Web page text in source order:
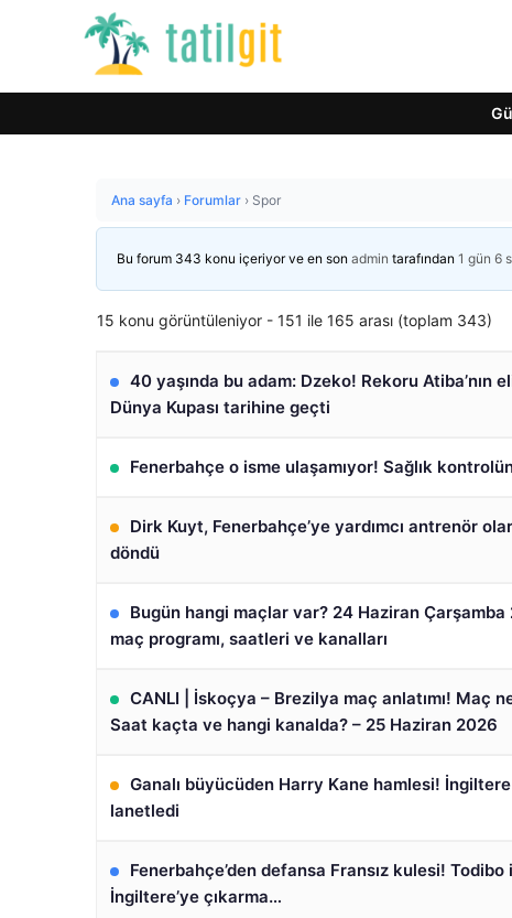
Ana sayfa › Forumlar › Spor
Bu forum 343 konu içeriyor ve en son admin tarafından 1 gün 6
15 konu görüntüleniyor - 151 ile 165 arası (toplam 343)
40 yaşında bu adam: Dzeko! Rekoru Atiba’nın
Dünya Kupası tarihine geçti
Fenerbahçe o isme ulaşamıyor! Sağlık
Dirk Kuyt, Fenerbahçe’ye yardımcı antrenör
döndü
Bugün hangi maçlar var? 24 Haziran
maç programı, saatleri ve kanalları
CANLI | İskoçya – Brezilya maç anlatımı! Maç
Saat kaçta ve hangi kanalda? – 25 Haziran 2026
Ganalı büyücüden Harry Kane hamlesi!
lanetledi
Fenerbahçe’den defansa Fransız kulesi! Todibo
İngiltere’ye çıkarma…